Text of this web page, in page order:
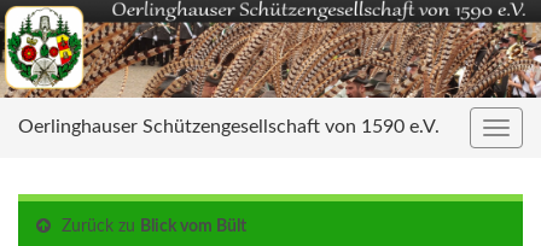
Oerlinghauser Schützengesellschaft von 1590 e.V.
Zurück zu Blick vom Bült